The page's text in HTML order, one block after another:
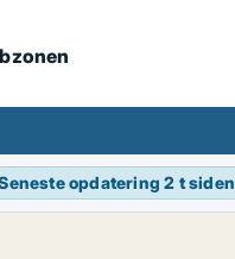
opdatering2 t siden